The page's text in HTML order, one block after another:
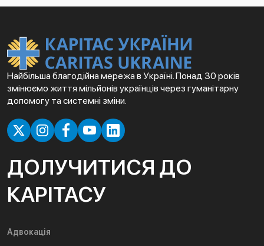
Найбільша благодійна мережа в Україні. Понад 30 років
змінюємо життя мільйонів українців через гуманітарну
допомогу та системні зміни.
ДОЛУЧИТИСЯ ДО
КАРІТАСУ
Адвокація